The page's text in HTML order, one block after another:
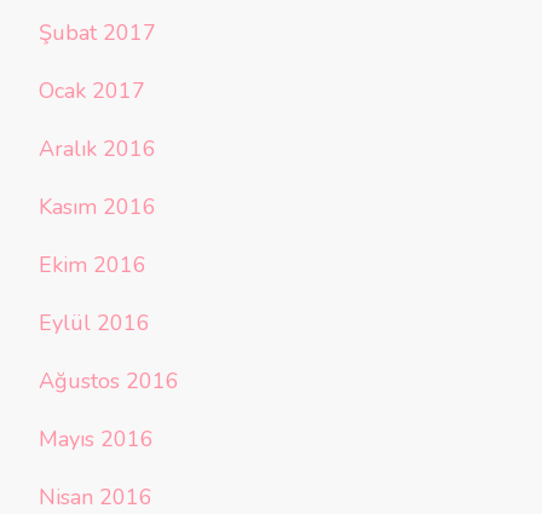
Şubat 2017
Ocak 2017
Aralık 2016
Kasım 2016
Ekim 2016
Eylül 2016
Ağustos 2016
Mayıs 2016
Nisan 2016